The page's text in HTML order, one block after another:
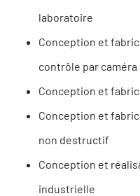
laboratoire
Conception et
contrôle par caméra
Conception et
Conception et
non destructif
Conception et
industrielle